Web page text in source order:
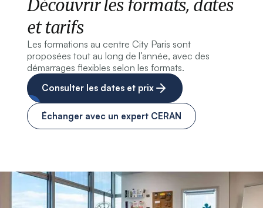
et tarifs
Les formations au centre City Paris sont
proposées tout au long de l’année, avec des
démarrages flexibles selon les formats.
Consulter les dates et prix
Échanger avec un expert CERAN